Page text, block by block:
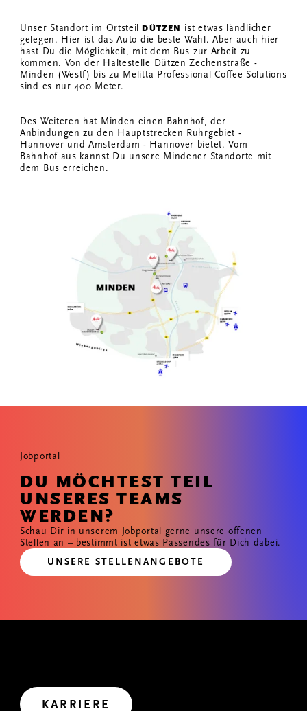
Unser Standort im Ortsteil DÜTZEN ist etwas ländlicher
gelegen. Hier ist das Auto die beste Wahl. Aber auch hier
hast Du die Möglichkeit, mit dem Bus zur Arbeit zu
kommen. Von der Haltestelle Dützen Zechenstraße -
Minden (Westf) bis zu Melitta Professional Coffee Solutions
sind es nur 400 Meter.
Des Weiteren hat Minden einen Bahnhof, der
Anbindungen zu den Hauptstrecken Ruhrgebiet -
Hannover und Amsterdam - Hannover bietet. Vom
Bahnhof aus kannst Du unsere Mindener Standorte mit
dem Bus erreichen.
Jobportal
DU MÖCHTEST TEIL
UNSERES TEAMS
WERDEN?
Schau Dir in unserem Jobportal gerne unsere offenen
Stellen an – bestimmt ist etwas Passendes für Dich dabei.
UNSERE STELLENANGEBOTE
KARRIERE